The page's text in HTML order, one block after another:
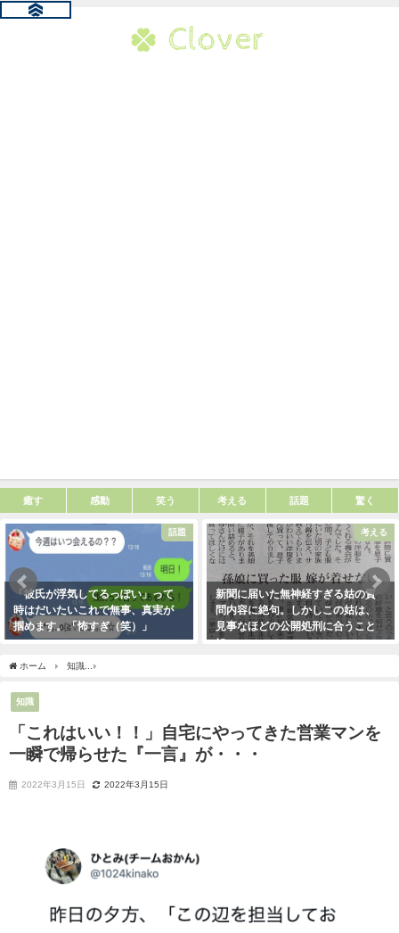
癒す 感動 笑う 考える 話題 驚く
話題
「彼氏が浮気してるっぽい」って
時はだいたいこれで無事、真実が
掴めます。「怖すぎ（笑）」
考える
新聞に届いた無神経すぎる姑の質
問内容に絶句。しかしこの姑は、
見事なほどの公開処刑に合うこと
に・・・
ホーム 知識
知識
「これはいい！！」自宅にやってきた営業マンを
一瞬で帰らせた『一言』が・・・
2022年3月15日 2022年3月15日